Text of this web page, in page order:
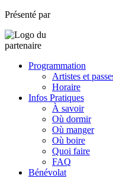
Présenté par
Programmation
Artistes et
Horaire
Infos Pratiques
À savoir
Où dormir
Où manger
Où boire
Quoi faire
FAQ
Bénévolat